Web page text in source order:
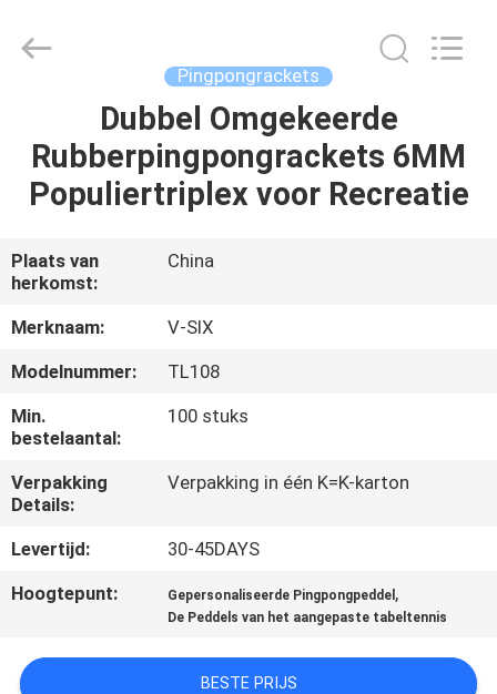
PRODUCTEN
OVER
ONS
FABRIEKSTOCHT
KWALITEITSCONTROLE
NEEM
CONTACT
MET
OP
Ltd..
Pingpongrackets
Dubbel Omgekeerde
Rubberpingpongrackets 6MM
Populiertriplex voor Recreatie
Plaats van
herkomst:
China
Merknaam:
V-SIX
Modelnummer:
TL108
Min.
bestelaantal:
100 stuks
Verpakking
Details:
Verpakking in één K=K-karton
Levertijd:
30-45DAYS
Hoogtepunt:
Gepersonaliseerde Pingpongpeddel ,
De Peddels van het aangepaste tabeltennis
BESTE PRIJS